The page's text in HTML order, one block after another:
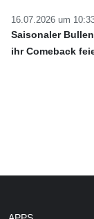
16.07.2026 um
Saisonaler
ihr Comeback